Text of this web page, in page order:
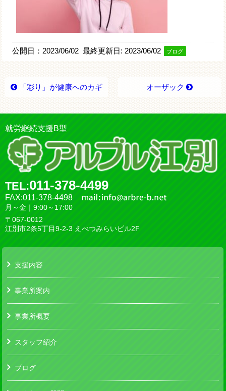
公開日：2023/06/02 最終更新日: 2023/06/02 ブログ
「彩り」が健康へのカギ オーザック
就労継続支援B型
TEL:011-378-4499
FAX:011-378-4498
月～金｜9:00～17:00
〒067-0012
江別市2条5丁目9-2-3 えべつみらいビル2F
支援内容
事業所案内
事業所概要
スタッフ紹介
ブログ